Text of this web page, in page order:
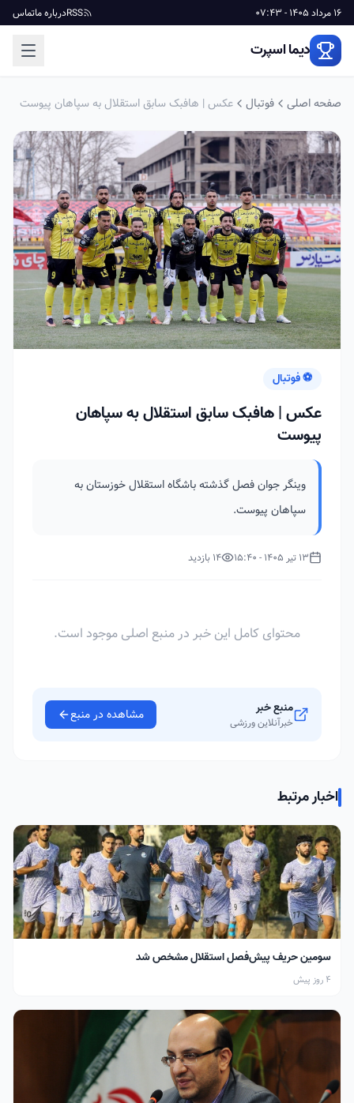
16 مرداد 1405 - 07:43 RSSدرباره ماتماس
دیما اسپرت
صفحه اصلی فوتبال عکس | هافبک سابق استقلال به سپاهان پیوست
⚽ فوتبال
عکس | هافبک سابق استقلال به سپاهان
پیوست
وینگر جوان فصل گذشته باشگاه استقلال خوزستان به
سپاهان پیوست.
13 تیر 1405 - 15:40 14 بازدید
محتوای کامل این خبر در منبع اصلی موجود است.
منبع خبر
خبرآنلاین ورزشی مشاهده در منبع
اخبار مرتبط
سومین حریف پیش‌فصل استقلال مشخص شد
4 روز پیش